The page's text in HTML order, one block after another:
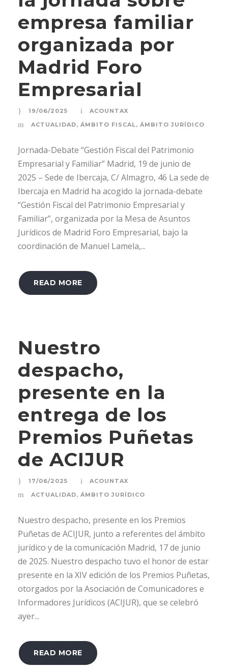
empresa familiar
organizada por
Madrid Foro
Empresarial
19/06/2025
ACOUNTAX
ACTUALIDAD, ÁMBITO FISCAL, ÁMBITO JURÍDICO
Jornada-Debate “Gestión Fiscal del Patrimonio
Empresarial y Familiar” Madrid, 19 de junio de
2025 – Sede de Ibercaja, C/ Almagro, 46 La sede de
Ibercaja en Madrid ha acogido la jornada-debate
“Gestión Fiscal del Patrimonio Empresarial y
Familiar”, organizada por la Mesa de Asuntos
Jurídicos de Madrid Foro Empresarial, bajo la
coordinación de Manuel Lamela,...
READ MORE
Nuestro
despacho,
presente en la
entrega de los
Premios Puñetas
de ACIJUR
17/06/2025
ACOUNTAX
ACTUALIDAD, ÁMBITO JURÍDICO
Nuestro despacho, presente en los Premios
Puñetas de ACIJUR, junto a referentes del ámbito
jurídico y de la comunicación Madrid, 17 de junio
de 2025. Nuestro despacho tuvo el honor de estar
presente en la XIV edición de los Premios Puñetas,
otorgados por la Asociación de Comunicadores e
Informadores Jurídicos (ACIJUR), que se celebró
ayer...
READ MORE